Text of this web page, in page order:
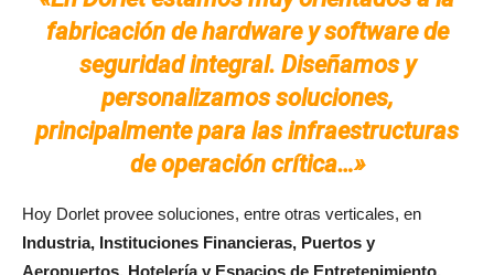
fabricación de hardware y software de
seguridad integral. Diseñamos y
personalizamos soluciones,
principalmente para las infraestructuras
de operación crítica…»
Hoy Dorlet provee soluciones, entre otras verticales, en
Industria, Instituciones Financieras, Puertos y
Aeropuertos, Hotelería y Espacios de Entretenimiento,